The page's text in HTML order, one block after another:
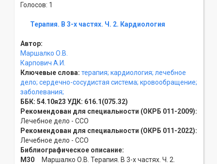
Голосов: 1
Терапия. В 3-х частях. Ч. 2. Кардиология
Автор:
Маршалко О.В.
Карпович А.И.
Ключевые слова: терапия; кардиология; лечебное
дело; сердечно-сосудистая система; кровообращение;
заболевания;
ББК: 54.10я23 УДК: 616.1(075.32)
Рекомендован для специальности (ОКРБ 011-2009):
Лечебное дело - ССO
Рекомендован для специальности (ОКРБ 011-2022):
Лечебное дело - ССO
Библиографическое описание:
М30 Маршалко О.В. Терапия. В 3-х частях. Ч. 2.